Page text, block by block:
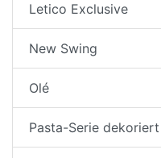
Letico Exclusive
New Swing
Olé
Pasta-Serie dekoriert